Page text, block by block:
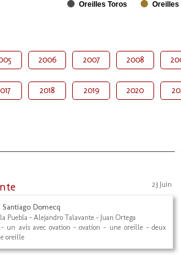
Oreilles Toros Oreilles
2006 2007 2008
2018 2019 2020
23 Juin
Domecq
Puebla - Alejandro Talavante - Juan Ortega
un avis avec ovation - ovation - une oreille - deux
oreille